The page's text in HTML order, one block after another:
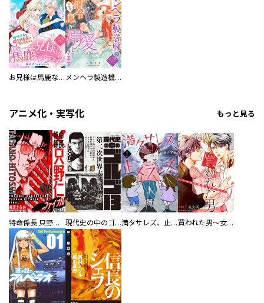
お兄様は馬鹿なんですか？～地味王女は婚約破棄に巻き込まれる～ メンヘラ製造機の公爵令息（過保護）が溺愛してきます
アニメ化・実写化 もっと見る
特命係長 只野仁ファイナル 愛蔵版 現代史の中のゴルゴ13 満タサレズ、止メラレズ 買われた男～女性限定快感セラピスト～【描き下ろしおまけ付き特装版】